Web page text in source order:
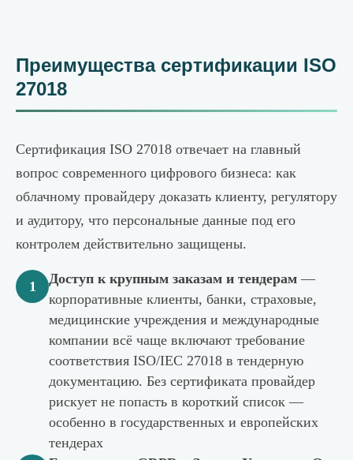
Преимущества сертификации ISO
27018
Сертификация ISO 27018 отвечает на главный
вопрос современного цифрового бизнеса: как
облачному провайдеру доказать клиенту, регулятору
и аудитору, что персональные данные под его
контролем действительно защищены.
1 Доступ к крупным заказам и тендерам —
корпоративные клиенты, банки, страховые,
медицинские учреждения и международные
компании всё чаще включают требование
соответствия ISO/IEC 27018 в тендерную
документацию. Без сертификата провайдер
рискует не попасть в короткий список —
особенно в государственных и европейских
тендерах